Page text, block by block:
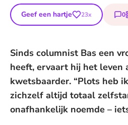
Geef een hartje 23x 0
Sinds columnist Bas een
heeft, ervaart hij het leven
kwetsbaarder. “Plots heb
zichzelf altijd totaal
onafhankelijk noemde –